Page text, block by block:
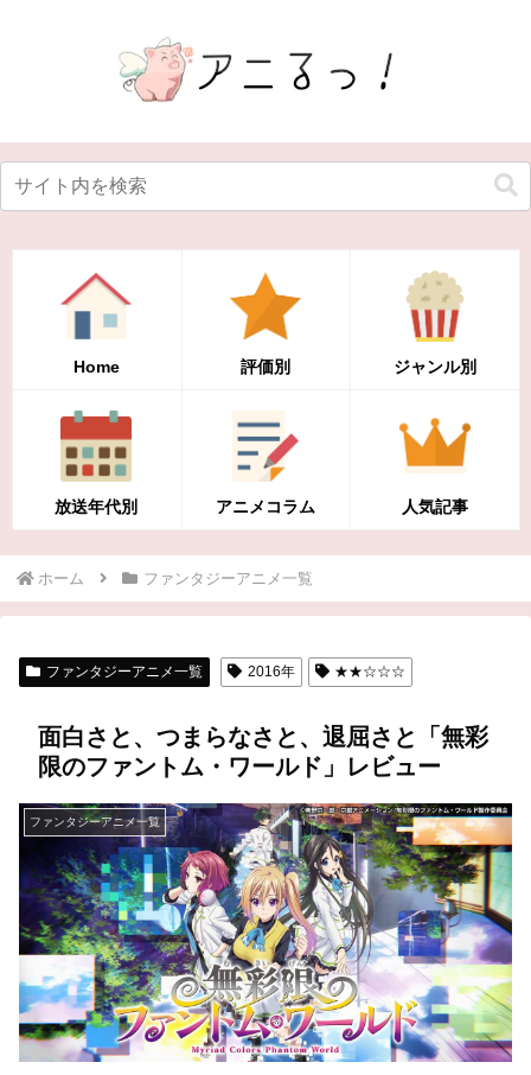
Home 評価別 ジャンル別
放送年代別 アニメコラム 人気記事
ホーム ファンタジーアニメ一覧
ファンタジーアニメ一覧 2016年 ★★☆☆☆
面白さと、つまらなさと、退屈さと「無彩
限のファントム・ワールド」レビュー
ファンタジーアニメ一覧